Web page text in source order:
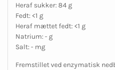
Heraf sukker: 84 g
Fedt: <1 g
Heraf mættet fedt: <1 g
Natrium: - g
Salt: - mg
Fremstillet ved enzymatisk